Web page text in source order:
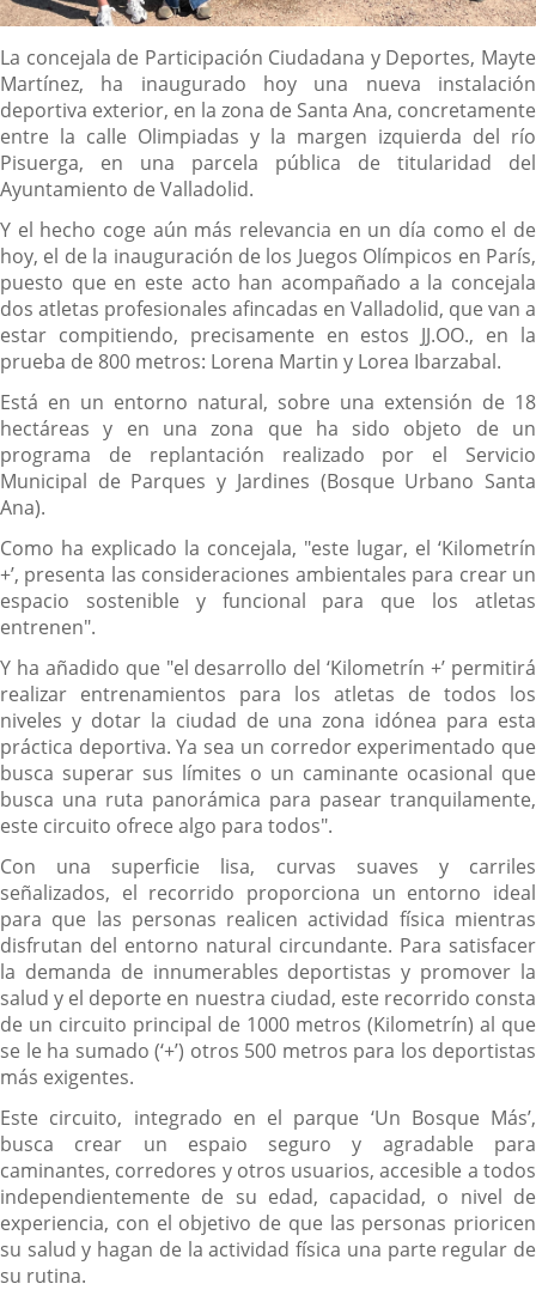
Descripción
La concejala de Participación Ciudadana y Deportes, Mayte
Martínez, ha inaugurado hoy una nueva instalación
deportiva exterior, en la zona de Santa Ana, concretamente
entre la calle Olimpiadas y la margen izquierda del río
Pisuerga, en una parcela pública de titularidad del
Ayuntamiento de Valladolid.
Y el hecho coge aún más relevancia en un día como el de
hoy, el de la inauguración de los Juegos Olímpicos en París,
puesto que en este acto han acompañado a la concejala
dos atletas profesionales afincadas en Valladolid, que van a
estar compitiendo, precisamente en estos JJ.OO., en la
prueba de 800 metros: Lorena Martin y Lorea Ibarzabal.
Está en un entorno natural, sobre una extensión de 18
hectáreas y en una zona que ha sido objeto de un
programa de replantación realizado por el Servicio
Municipal de Parques y Jardines (Bosque Urbano Santa
Ana).
Como ha explicado la concejala, "este lugar, el ‘Kilometrín
+’, presenta las consideraciones ambientales para crear un
espacio sostenible y funcional para que los atletas
entrenen".
Y ha añadido que "el desarrollo del ‘Kilometrín +’ permitirá
realizar entrenamientos para los atletas de todos los
niveles y dotar la ciudad de una zona idónea para esta
práctica deportiva. Ya sea un corredor experimentado que
busca superar sus límites o un caminante ocasional que
busca una ruta panorámica para pasear tranquilamente,
este circuito ofrece algo para todos".
Con una superficie lisa, curvas suaves y carriles
señalizados, el recorrido proporciona un entorno ideal
para que las personas realicen actividad física mientras
disfrutan del entorno natural circundante. Para satisfacer
la demanda de innumerables deportistas y promover la
salud y el deporte en nuestra ciudad, este recorrido consta
de un circuito principal de 1000 metros (Kilometrín) al que
se le ha sumado (‘+’) otros 500 metros para los deportistas
más exigentes.
Este circuito, integrado en el parque ‘Un Bosque Más’,
busca crear un espaio seguro y agradable para
caminantes, corredores y otros usuarios, accesible a todos
independientemente de su edad, capacidad, o nivel de
experiencia, con el objetivo de que las personas prioricen
su salud y hagan de la actividad física una parte regular de
su rutina.